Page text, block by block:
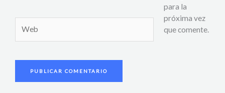
para la
próxima vez
que comente.